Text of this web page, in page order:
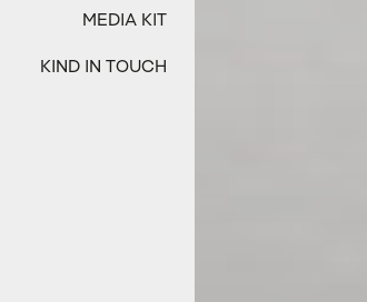
MEDIA KIT
KIND IN TOUCH